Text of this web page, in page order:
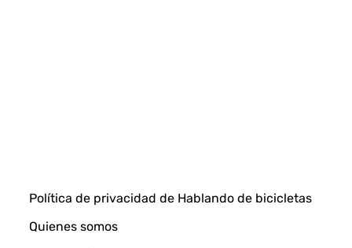
Política de privacidad de Hablando de bicicletas
Quienes somos